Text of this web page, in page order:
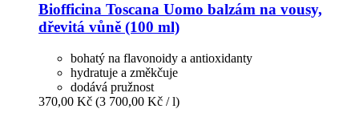
Biofficina Toscana Uomo balzám na vousy,
dřevitá vůně (100 ml)
bohatý na flavonoidy a antioxidanty
hydratuje a změkčuje
dodává pružnost
370,00 Kč (3 700,00 Kč / l)